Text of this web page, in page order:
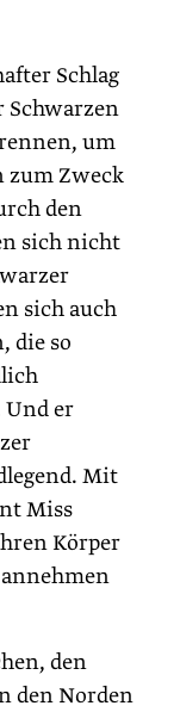
Schlag
Schwarzen
um
Zweck
den
sich nicht
sich auch
die so
Und er
Mit
Miss
Körper
den
den Norden